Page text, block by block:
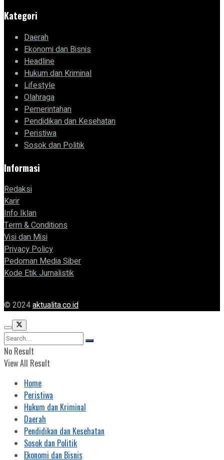
Kategori
Daerah
Ekonomi dan Bisnis
Headline
Hukum dan Kriminal
Lifestyle
Olahraga
Pemerintahan
Pendidikan dan Kesehatan
Peristiwa
Sosok dan Politik
Informasi
Redaksi
Karir
Info Iklan
Term & Conditions
Visi dan Misi
Privacy Policy
Pedoman Media Siber
Kode Etik Jurnalistik
© 2024aktualita.co.id
No Result
View All Result
Home
Peristiwa
Hukum dan Kriminal
Daerah
Pendidikan dan Kesehatan
Sosok dan Politik
Ekonomi dan Bisnis